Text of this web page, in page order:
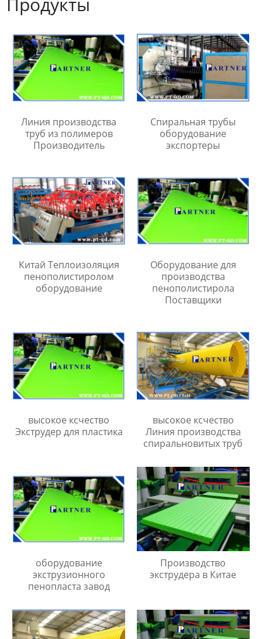
Линия производства
труб из полимеров
Производитель
Спиральная трубы
оборудование
экспортеры
Китай Теплоизоляция
пенополистиролом
оборудование
Оборудование для
производства
пенополистирола
Поставщики
высокое ксчество
Экструдер для пластика
высокое ксчество
Линия производства
спиральновитых труб
оборудование
экструзионного
пенопласта завод
Производство
экструдера в Китае